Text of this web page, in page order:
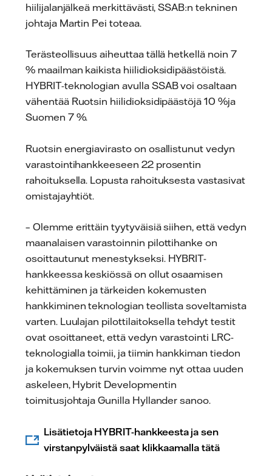
hiilijalanjälkeä merkittävästi, SSAB:n tekninen
johtaja Martin Pei toteaa.
Terästeollisuus aiheuttaa tällä hetkellä noin 7
% maailman kaikista hiilidioksidipäästöistä.
HYBRIT-teknologian avulla SSAB voi osaltaan
vähentää Ruotsin hiilidioksidipäästöjä 10 %ja
Suomen 7 %.
Ruotsin energiavirasto on osallistunut vedyn
varastointihankkeeseen 22 prosentin
rahoituksella. Lopusta rahoituksesta vastasivat
omistajayhtiöt.
– Olemme erittäin tyytyväisiä siihen, että vedyn
maanalaisen varastoinnin pilottihanke on
osoittautunut menestykseksi. HYBRIT-
hankkeessa keskiössä on ollut osaamisen
kehittäminen ja tärkeiden kokemusten
hankkiminen teknologian teollista soveltamista
varten. Luulajan pilottilaitoksella tehdyt testit
ovat osoittaneet, että vedyn varastointi LRC-
teknologialla toimii, ja tiimin hankkiman tiedon
ja kokemuksen turvin voimme nyt ottaa uuden
askeleen, Hybrit Developmentin
toimitusjohtaja Gunilla Hyllander sanoo.
Lisätietoja HYBRIT-hankkeesta ja sen
virstanpylväistä saat klikkaamalla tätä